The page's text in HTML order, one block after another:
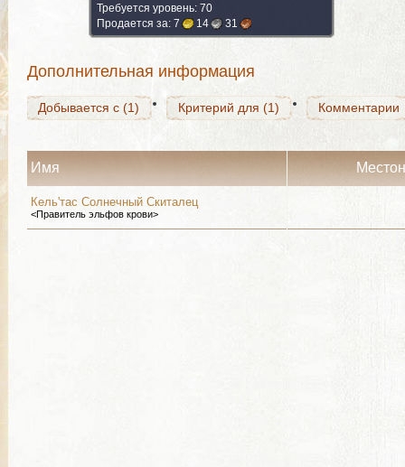
Требуется уровень: 70
Продается за: 7 14 31
Дополнительная информация
Добывается с (1) Критерий для (1) Комментарии
Добывается с (1) Критерий для (1) Комментарии
Имя
Кель'тас Солнечный Скиталец
<Правитель эльфов крови>